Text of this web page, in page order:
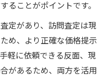
ることがポイントです。
定があり、訪問査定は現
め、より正確な価格提示
軽に依頼できる反面、現
があるため、両方を活用